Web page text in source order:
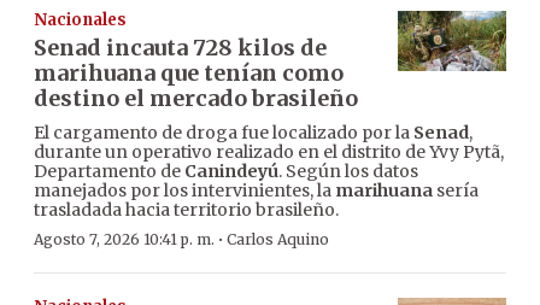
Nacionales
Senad incauta 728 kilos de
marihuana que tenían como
destino el mercado brasileño
El cargamento de droga fue localizado por la Senad,
durante un operativo realizado en el distrito de Yvy Pytã,
Departamento de Canindeyú. Según los datos
manejados por los intervinientes, la marihuana sería
trasladada hacia territorio brasileño.
Agosto 7, 2026 10:41 p. m. · Carlos Aquino